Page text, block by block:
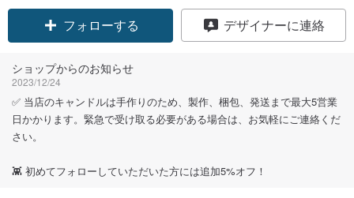
フォローする デザイナーに連絡
ショップからのお知らせ
2023/12/24
✅ 当店のキャンドルは手作りのため、製作、梱包、発送まで最大5営業
日かかります。緊急で受け取る必要がある場合は、お気軽にご連絡くだ
さい。
👾 初めてフォローしていただいた方には追加5%オフ！